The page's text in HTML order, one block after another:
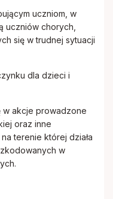
uczniom, w
uczniów chorych,
się w trudnej sytuacji
dla dzieci i
w akcje prowadzone
oraz inne
terenie której działa
w